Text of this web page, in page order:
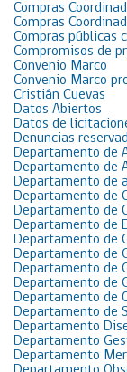
Compras
Compras
Compras públicas
Compromisos de
Convenio Marco
Convenio Marco
Cristián Cuevas
Datos Abiertos
Datos de
Denuncias
Departamento de
Departamento de
Departamento de
Departamento de
Departamento de
Departamento de
Departamento de
Departamento de
Departamento de
Departamento de
Departamento de
Departamento de
Departamento
Departamento
Departamento